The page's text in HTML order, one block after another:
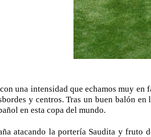
una intensidad que echamos muy
y centros. Tras un buen balón
en esta copa del mundo.
atacando la portería Saudita y fruto